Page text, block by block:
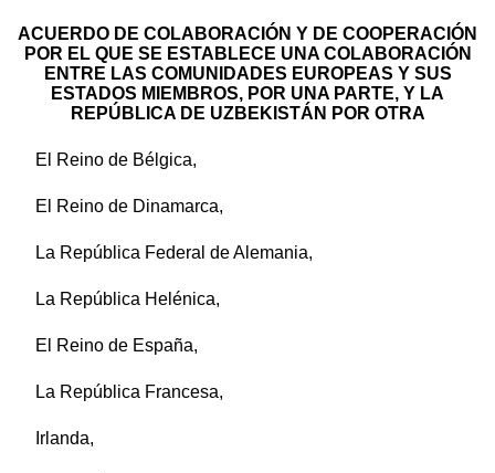
ACUERDO DE COLABORACIÓN Y DE COOPERACIÓN
POR EL QUE SE ESTABLECE UNA COLABORACIÓN
ENTRE LAS COMUNIDADES EUROPEAS Y SUS
ESTADOS MIEMBROS, POR UNA PARTE, Y LA
REPÚBLICA DE UZBEKISTÁN POR OTRA
El Reino de Bélgica,
El Reino de Dinamarca,
La República Federal de Alemania,
La República Helénica,
El Reino de España,
La República Francesa,
Irlanda,